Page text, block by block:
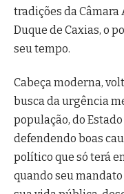
tradições da
Duque de Caxias, o
seu tempo.
Cabeça moderna,
busca da urgência
população, do
defendendo boas
político que só terá
quando seu